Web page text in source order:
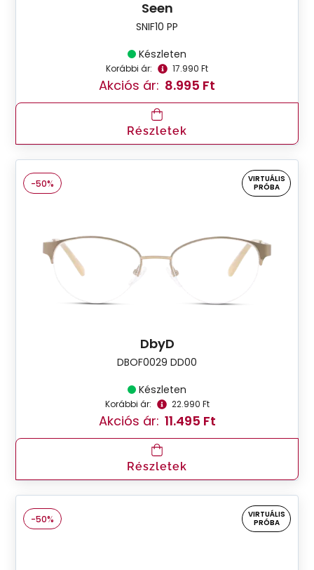
Seen
SNIF10 PP
Készleten
Korábbi ár: 17.990 Ft
Akciós ár: 8.995 Ft
Részletek
-50%
VIRTUÁLIS
PRÓBA
DbyD
DBOF0029 DD00
Készleten
Korábbi ár: 22.990 Ft
Akciós ár: 11.495 Ft
Részletek
-50%
VIRTUÁLIS
PRÓBA